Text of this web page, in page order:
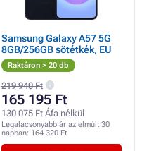
Samsung Galaxy A57 5G
8GB/256GB sötétkék, EU
Raktáron > 20 db
219 940 Ft
165 195 Ft
130 075 Ft Áfa nélkül
Legalacsonyabb ár az elmúlt 30
napban: 164 320 Ft